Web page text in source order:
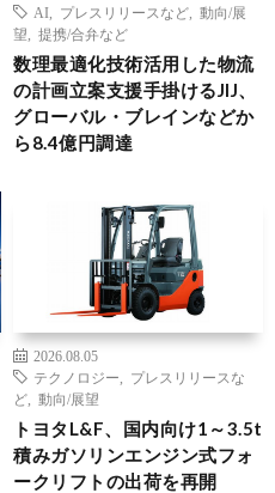
AI
プレスリリースなど
動向/展
望
提携/合弁など
数理最適化技術活用した物流
の計画立案支援手掛けるJIJ、
グローバル・ブレインなどか
ら8.4億円調達
2026.08.05
テクノロジー
プレスリリースな
ど
動向/展望
トヨタL&F、国内向け1～3.5t
積みガソリンエンジン式フォ
ークリフトの出荷を再開